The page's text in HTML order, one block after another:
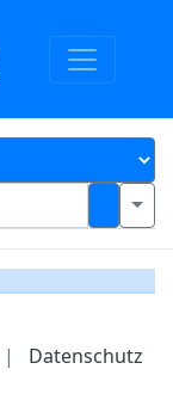
| Datenschutz